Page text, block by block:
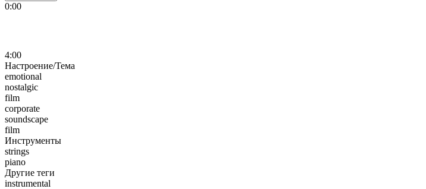
0:00
4:00
Настроение/Тема
emotional
nostalgic
film
corporate
soundscape
film
Инструменты
strings
piano
Другие теги
instrumental